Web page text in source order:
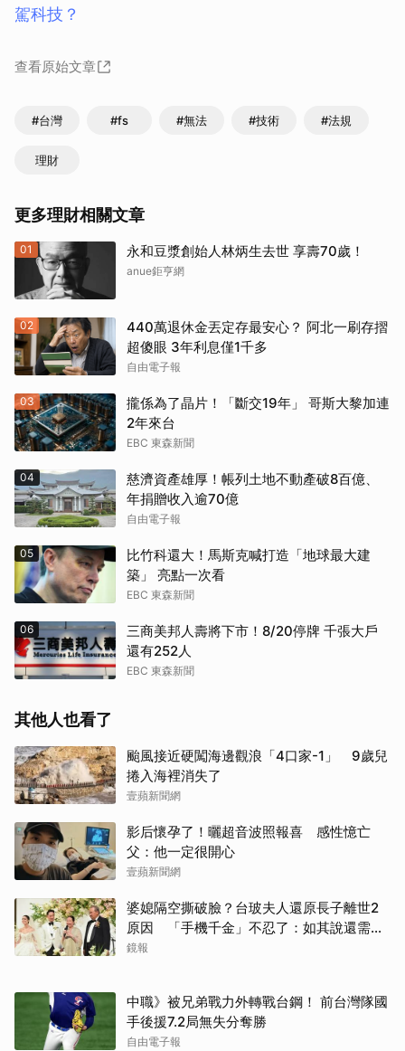
駕科技？
查看原始文章
#台灣 #fs #無法 #技術 #法規
理財
更多理財相關文章
01 永和豆漿創始人林炳生去世 享壽70歲！
anue鉅亨網
02
440萬退休金丟定存最安心？ 阿北一刷存摺
超傻眼 3年利息僅1千多
自由電子報
03
攏係為了晶片！「斷交19年」 哥斯大黎加連
2年來台
EBC 東森新聞
04
慈濟資產雄厚！帳列土地不動產破8百億、
年捐贈收入逾70億
自由電子報
05
比竹科還大！馬斯克喊打造「地球最大建
築」 亮點一次看
EBC 東森新聞
06
三商美邦人壽將下市！8/20停牌 千張大戶
還有252人
EBC 東森新聞
其他人也看了
颱風接近硬闖海邊觀浪「4口家-1」 9歲兒
捲入海裡消失了
壹蘋新聞網
影后懷孕了！曬超音波照報喜 感性憶亡
父：他一定很開心
壹蘋新聞網
婆媳隔空撕破臉？台玻夫人還原長子離世2
原因 「手機千金」不忍了：如其說還需要
離開嗎？
鏡報
中職》被兄弟戰力外轉戰台鋼！ 前台灣隊國
手後援7.2局無失分奪勝
自由電子報